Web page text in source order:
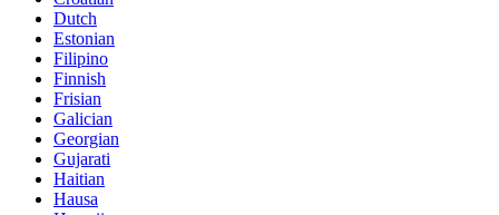
Dutch
Estonian
Filipino
Finnish
Frisian
Galician
Georgian
Gujarati
Haitian
Hausa